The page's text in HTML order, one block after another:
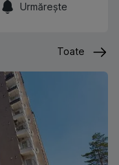
Urmărește
Toate